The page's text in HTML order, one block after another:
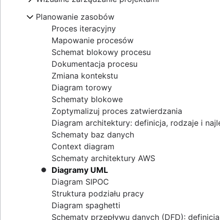
Project calendar
Koordynacja celów
Event marketing
Premiera marki
Jak przeprowadzić odświeżenie marki:
Business objectives
Deklaracja misji
Macierz Eisenhowera
Macierz BCG
Kształtowanie ładu projektowego
Jak czas zwłoki wpływa na zarządzanie
Czym jest zintegrowany harmonogram
Budżet projektu
Struktura podziału zasobów
Planowanie zasobów
Śledzenie
Planowanie zamówień projektowych
Zarządzanie zasobami przedsiębiorstwa
Zarządzanie kosztami projektu
Szybsze wykonywanie zadań dzięki
Śledzenie projektów
Pełzanie zakresu
Tabela RACI
Proces podejmowania decyzji
Zarządzanie wieloma projektami
Wizualne zarządzanie projektami
Tablica online
Konstruowanie projektów
Sprinty projektowania
Mapy empatii
Strategia tworzenia tablic
Tworzenie map myśli
Przykładowe mapy myśli
Tworzenie map koncepcyjnych
Mapa bąbelkowa
Diagramy Venna
Drzewo decyzyjne
Diagram podobieństwa
Przebudowa procesów biznesowych
Planowanie zasobów
Proces iteracyjny
Mapowanie procesów
Schemat blokowy procesu
Dokumentacja procesu
Zmiana kontekstu
Diagram torowy
Schematy blokowe
Zoptymalizuj proces zatwierdzania
Diagram architektury: definicja, rodzaje i
Schematy baz danych
Context diagram
Schematy architektury AWS
Diagramy UML
Diagram SIPOC
Struktura podziału pracy
Diagram spaghetti
Schematy przepływu danych (DFD):